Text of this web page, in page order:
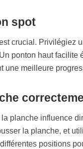
spot
crucial. Privilégiez
ponton haut facilite
une meilleure
planche influence
la planche, et
positions